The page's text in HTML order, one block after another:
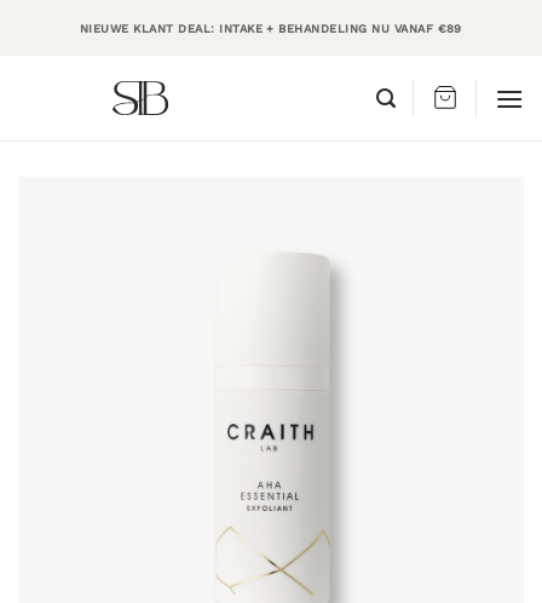
NIEUWE KLANT DEAL: INTAKE + BEHANDELING NU VANAF €89